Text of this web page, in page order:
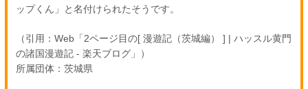
ップくん」と名付けられたそうです。
（引用：Web「2ページ目の[ 漫遊記（茨城編） ] | ハッスル黄門
の諸国漫遊記 - 楽天ブログ」）
所属団体：茨城県